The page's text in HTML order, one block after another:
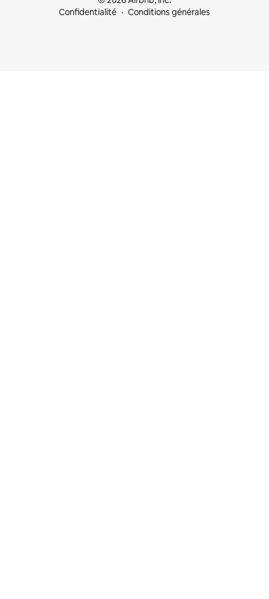
Confidentialité
Conditions générales